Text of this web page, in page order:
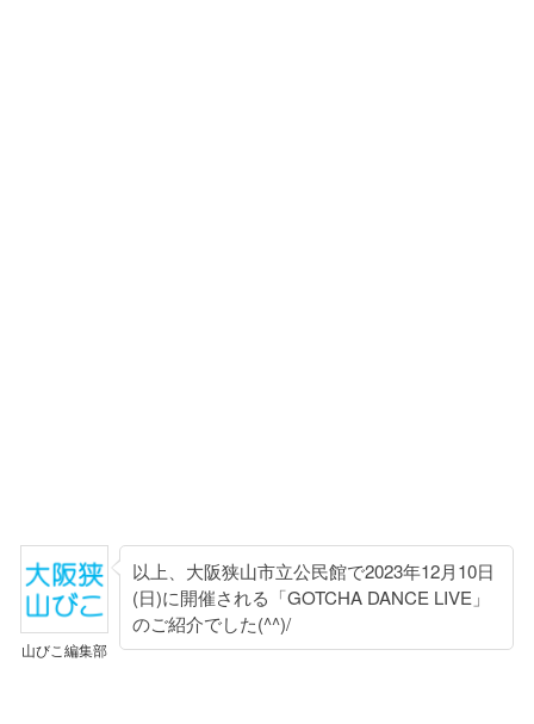
山びこ編集部
以上、大阪狭山市立公民館で2023年12月10日
(日)に開催される「GOTCHA DANCE LIVE」
のご紹介でした(^^)/